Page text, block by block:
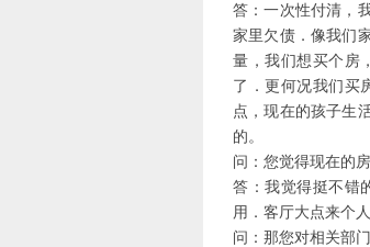
答：一次性付清，
家里欠债．像我们
量，我们想买个房
了．更何况我们买
点，现在的孩子生
的。
问：您觉得现在的
答：我觉得挺不错
用．客厅大点来个
问：那您对相关部